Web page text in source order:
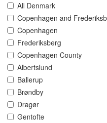
All Denmark
Copenhagen and
Copenhagen
Frederiksberg
Copenhagen County
Albertslund
Ballerup
Brøndby
Dragør
Gentofte